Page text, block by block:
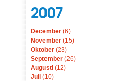
2007
December (6)
November (15)
Oktober (23)
September (26)
Augusti (12)
Juli (10)